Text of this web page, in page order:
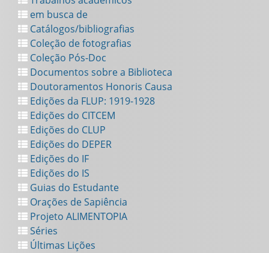
em busca de
Catálogos/bibliografias
Coleção de fotografias
Coleção Pós-Doc
Documentos sobre a Biblioteca
Doutoramentos Honoris Causa
Edições da FLUP: 1919-1928
Edições do CITCEM
Edições do CLUP
Edições do DEPER
Edições do IF
Edições do IS
Guias do Estudante
Orações de Sapiência
Projeto ALIMENTOPIA
Séries
Últimas Lições